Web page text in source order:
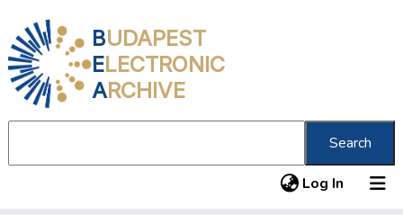
BUDAPEST
ELECTRONIC
ARCHIVE
Search
Log In (current)